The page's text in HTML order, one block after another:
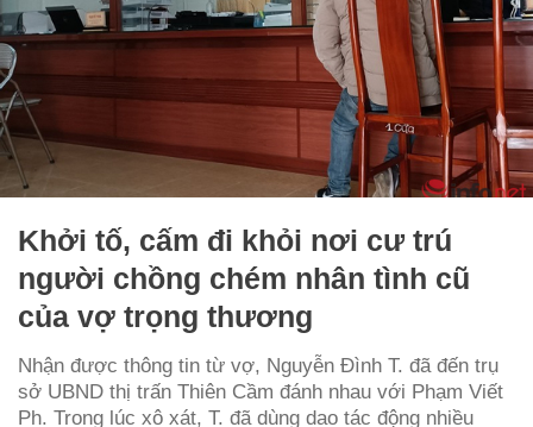
Khởi tố, cấm đi khỏi nơi cư trú
người chồng chém nhân tình cũ
của vợ trọng thương
Nhận được thông tin từ vợ, Nguyễn Đình T. đã đến trụ
sở UBND thị trấn Thiên Cầm đánh nhau với Phạm Viết
Ph. Trong lúc xô xát, T. đã dùng dao tác động nhiều